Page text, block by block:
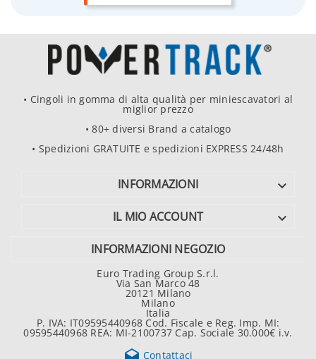
• Cingoli in gomma di alta qualità per miniescavatori al
miglior prezzo
• 80+ diversi Brand a catalogo
• Spedizioni GRATUITE e spedizioni EXPRESS 24/48h
INFORMAZIONI 
IL MIO ACCOUNT 
INFORMAZIONI NEGOZIO
Euro Trading Group S.r.l.
Via San Marco 48
20121 Milano
Milano
Italia
P. IVA: IT09595440968 Cod. Fiscale e Reg. Imp. MI:
09595440968 REA: MI-2100737 Cap. Sociale 30.000€ i.v.
Contattaci